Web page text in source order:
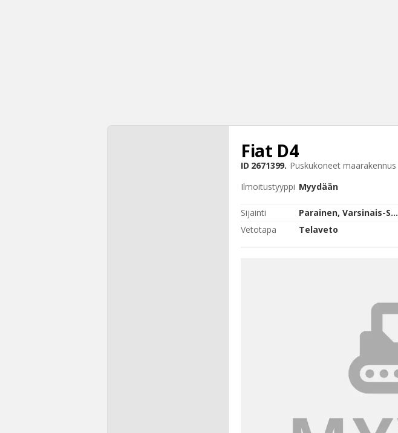
Fiat D4
ID 2671399. Puskukoneet maarakennus
Ilmoitustyyppi Myydään
Sijainti
Parainen, Varsinais-Suomi
Vetotapa
Telaveto